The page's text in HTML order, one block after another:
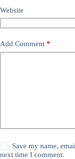
Website
Add Comment *
Save my name,
next time I comment.